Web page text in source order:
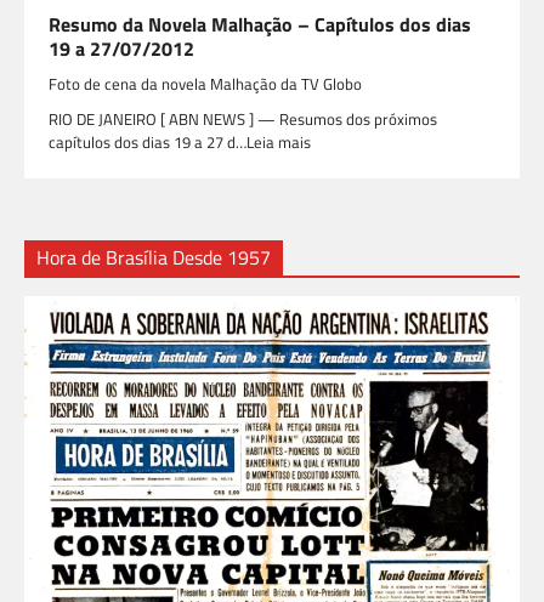
Resumo da Novela Malhação – Capítulos dos dias
19 a 27/07/2012
Foto de cena da novela Malhação da TV Globo
RIO DE JANEIRO [ ABN NEWS ] — Resumos dos próximos
capítulos dos dias 19 a 27 d…Leia mais
Hora de Brasília Desde 1957